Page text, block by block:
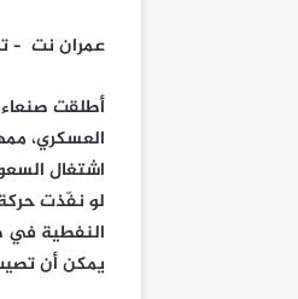
عمران نت – تقارير – 26
أطلقت
العسكري،
اشتغال
لو نفّذت
النفطية في
يمكن أن